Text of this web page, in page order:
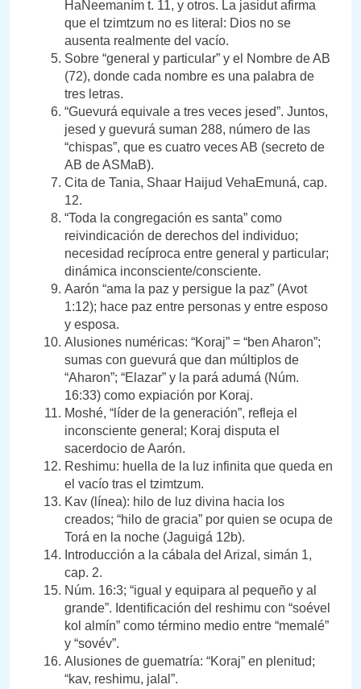
HaNeemaním t. 11, y otros. La jasidut afirma
que el tzimtzum no es literal: Dios no se
ausenta realmente del vacío.
Sobre “general y particular” y el Nombre de AB
(72), donde cada nombre es una palabra de
tres letras.
“Guevurá equivale a tres veces jesed”. Juntos,
jesed y guevurá suman 288, número de las
“chispas”, que es cuatro veces AB (secreto de
AB de ASMaB).
Cita de Tania, Shaar Haijud VehaEmuná, cap.
12.
“Toda la congregación es santa” como
reivindicación de derechos del individuo;
necesidad recíproca entre general y particular;
dinámica inconsciente/consciente.
Aarón “ama la paz y persigue la paz” (Avot
1:12); hace paz entre personas y entre esposo
y esposa.
Alusiones numéricas: “Koraj” = “ben Aharon”;
sumas con guevurá que dan múltiplos de
“Aharon”; “Elazar” y la pará adumá (Núm.
16:33) como expiación por Koraj.
Moshé, “líder de la generación”, refleja el
inconsciente general; Koraj disputa el
sacerdocio de Aarón.
Reshimu: huella de la luz infinita que queda en
el vacío tras el tzimtzum.
Kav (línea): hilo de luz divina hacia los
creados; “hilo de gracia” por quien se ocupa de
Torá en la noche (Jaguigá 12b).
Introducción a la cábala del Arizal, simán 1,
cap. 2.
Núm. 16:3; “igual y equipara al pequeño y al
grande”. Identificación del reshimu con “soével
kol almín” como término medio entre “memalé”
y “sovév”.
Alusiones de guematría: “Koraj” en plenitud;
“kav, reshimu, jalal”.